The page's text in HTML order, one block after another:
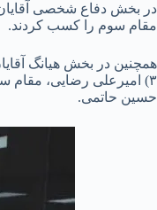
در بخش دفاع شخصی
مقام سوم را کسب کردند.
حسین حاتمی.